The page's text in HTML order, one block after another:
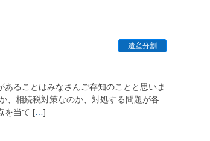
遺産分割
ることはみなさんご存知のことと思いま
、相続税対策なのか、対処する問題が各
を当て [
]